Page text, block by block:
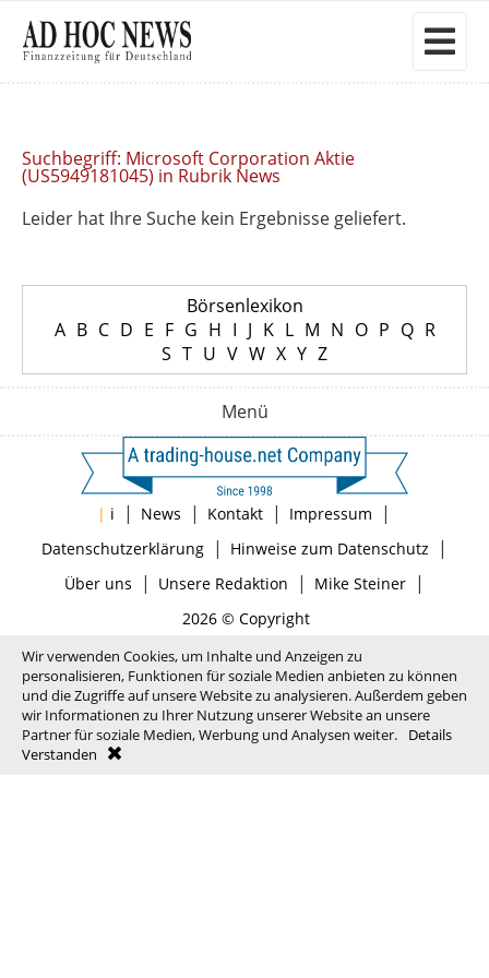
Suchbegriff: Microsoft Corporation Aktie
(US5949181045) in Rubrik News
Leider hat Ihre Suche kein Ergebnisse geliefert.
Börsenlexikon
A B C D E F G H I J K L M N O P Q R
S T U V W X Y Z
Menü
| i | News | Kontakt | Impressum |
Datenschutzerklärung| Hinweise zum Datenschutz |
Über uns | Unsere Redaktion | Mike Steiner|
2026 © Copyright
Wir verwenden Cookies, um Inhalte und Anzeigen zu
personalisieren, Funktionen für soziale Medien anbieten zu können
und die Zugriffe auf unsere Website zu analysieren. Außerdem geben
wir Informationen zu Ihrer Nutzung unserer Website an unsere
Partner für soziale Medien, Werbung und Analysen weiter.
Details
Verstanden